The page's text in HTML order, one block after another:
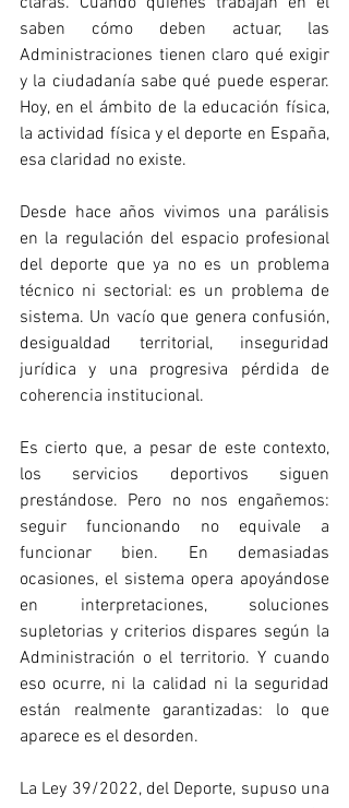
saben cómo deben actuar, las
Administraciones tienen claro qué exigir
y la ciudadanía sabe qué puede esperar.
Hoy, en el ámbito de la educación física,
la actividad física y el deporte en España,
esa claridad no existe.
Desde hace años vivimos una parálisis
en la regulación del espacio profesional
del deporte que ya no es un problema
técnico ni sectorial: es un problema de
sistema. Un vacío que genera confusión,
desigualdad territorial, inseguridad
jurídica y una progresiva pérdida de
coherencia institucional.
Es cierto que, a pesar de este contexto,
los servicios deportivos siguen
prestándose. Pero no nos engañemos:
seguir funcionando no equivale a
funcionar bien. En demasiadas
ocasiones, el sistema opera apoyándose
en interpretaciones, soluciones
supletorias y criterios dispares según la
Administración o el territorio. Y cuando
eso ocurre, ni la calidad ni la seguridad
están realmente garantizadas: lo que
aparece es el desorden.
La Ley 39/2022, del Deporte, supuso una